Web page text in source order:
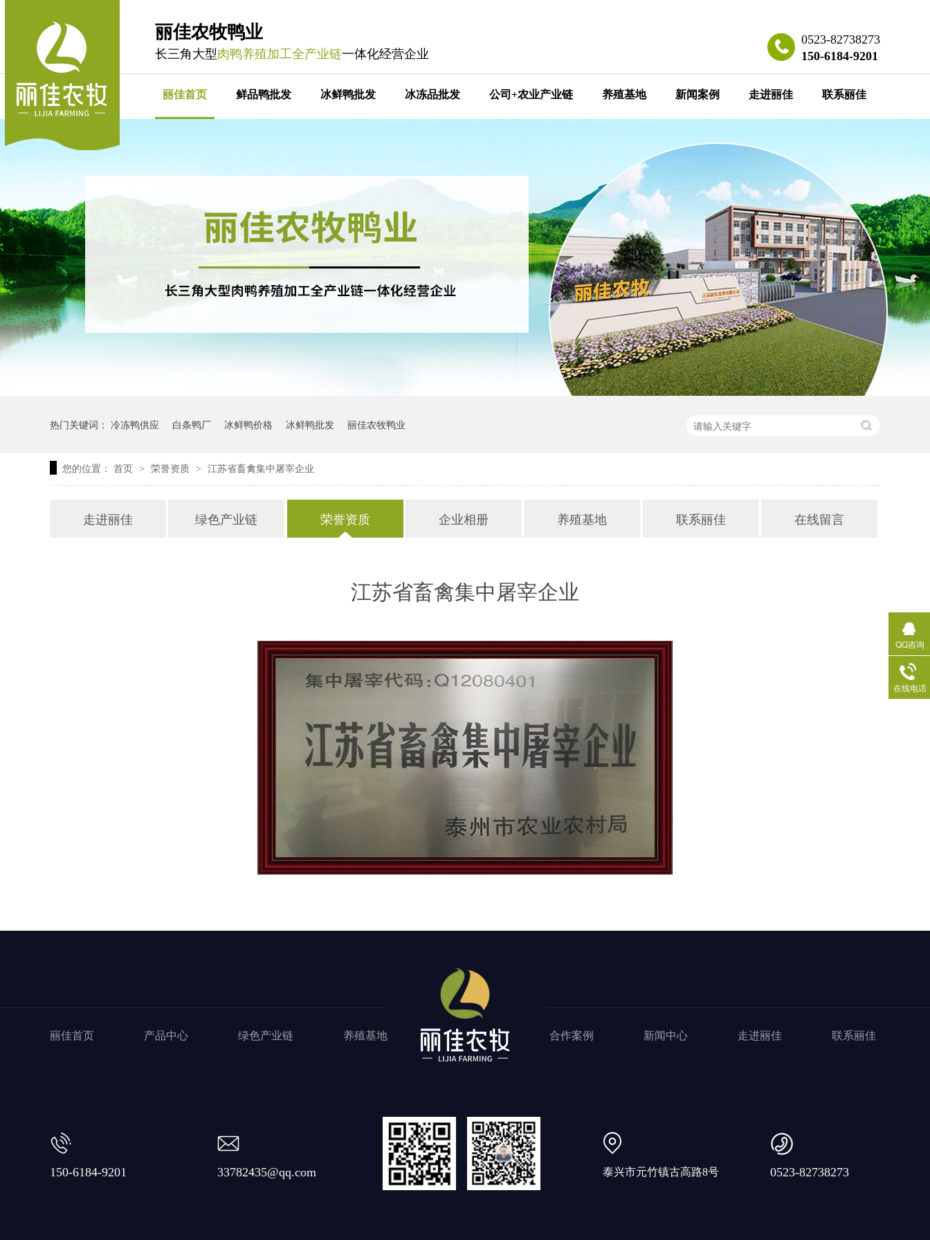
0523-82738273
150-6184-9201
丽佳农牧鸭业
长三角大型肉鸭养殖加工全产业链一体化经营企业
丽佳首页 鲜品鸭批发 冰鲜鸭批发 冰冻品批发 公司+农业产业链 养殖基地 新闻案例 走进丽佳 联系丽佳
热门关键词： 冷冻鸭供应 白条鸭厂 冰鲜鸭价格 冰鲜鸭批发 丽佳农牧鸭业
您的位置： 首页 > 荣誉资质 > 江苏省畜禽集中屠宰企业
走进丽佳 绿色产业链 荣誉资质 企业相册 养殖基地 联系丽佳 在线留言
江苏省畜禽集中屠宰企业
丽佳首页 产品中心 绿色产业链 养殖基地 合作案例 新闻中心 走进丽佳 联系丽佳
150-6184-9201 33782435@qq.com 泰兴市元竹镇古高路8号 0523-82738273
QQ咨询
在线电话